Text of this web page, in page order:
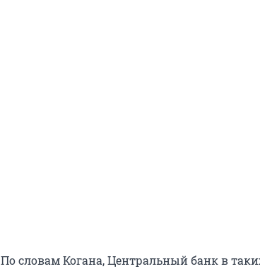
По словам Когана, Центральный банк в